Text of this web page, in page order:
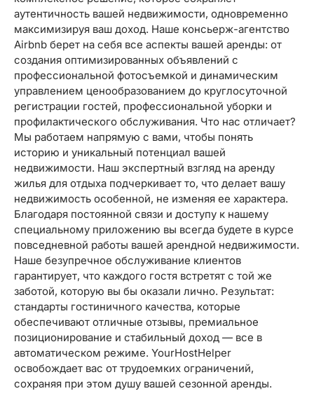
аутентичность вашей недвижимости, одновременно
максимизируя ваш доход. Наше консьерж-агентство
Airbnb берет на себя все аспекты вашей аренды: от
создания оптимизированных объявлений с
профессиональной фотосъемкой и динамическим
управлением ценообразованием до круглосуточной
регистрации гостей, профессиональной уборки и
профилактического обслуживания. Что нас отличает?
Мы работаем напрямую с вами, чтобы понять
историю и уникальный потенциал вашей
недвижимости. Наш экспертный взгляд на аренду
жилья для отдыха подчеркивает то, что делает вашу
недвижимость особенной, не изменяя ее характера.
Благодаря постоянной связи и доступу к нашему
специальному приложению вы всегда будете в курсе
повседневной работы вашей арендной недвижимости.
Наше безупречное обслуживание клиентов
гарантирует, что каждого гостя встретят с той же
заботой, которую вы бы оказали лично. Результат:
стандарты гостиничного качества, которые
обеспечивают отличные отзывы, премиальное
позиционирование и стабильный доход — все в
автоматическом режиме. YourHostHelper
освобождает вас от трудоемких ограничений,
сохраняя при этом душу вашей сезонной аренды.